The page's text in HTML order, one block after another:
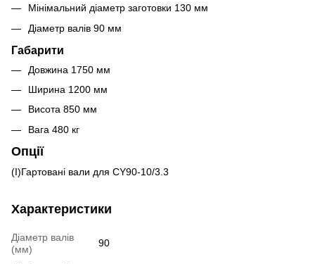
Мінімальний діаметр заготовки 130 мм
Діаметр валів 90 мм
Габарити
Довжина 1750 мм
Ширина 1200 мм
Висота 850 мм
Вага 480 кг
Опції
(I)Гартовані вали для CY90-10/3.3
Характеристики
Діаметр валів
(мм)
90